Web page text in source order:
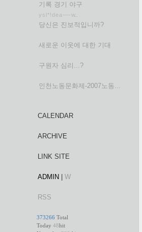
기록 경기 야구
y s l * ! d e a ----- w...
당신은 진보적입니까?
새로운 이웃에 대한 기대
구원자 심리...?
인천노동문화제-2007노동...
CALENDAR
ARCHIVE
LINK SITE
ADMIN W
RSS
373266 Total
Today 48hit